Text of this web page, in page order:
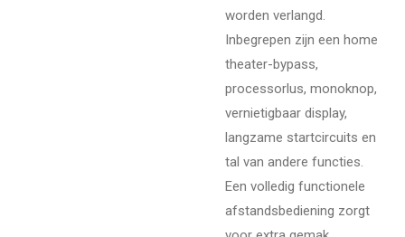
worden verlangd.
Inbegrepen zijn een home
theater-bypass,
processorlus, monoknop,
vernietigbaar display,
langzame startcircuits en
tal van andere functies.
Een volledig functionele
afstandsbediening zorgt